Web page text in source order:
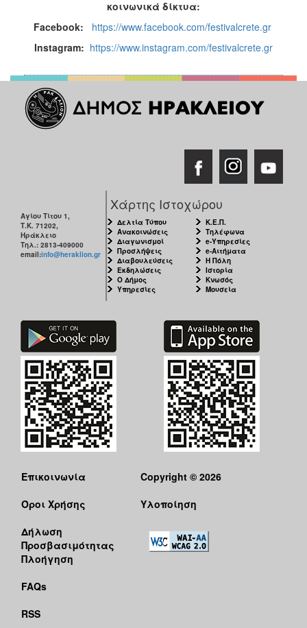
κοινωνικά δίκτυα:
Facebook: https://www.facebook.com/festivalcrete.gr
Instagram: https://www.instagram.com/festivalcrete.gr
Αγίου Τίτου 1,
Τ.Κ. 71202,
Ηράκλειο
Τηλ.: 2813-409000
email:info@heraklion.gr
Χάρτης Ιστοχώρου
Δελτία Τύπου
Ανακοινώσεις
Διαγωνισμοί
Προσλήψεις
Διαβουλεύσεις
Εκδηλώσεις
Ο Δήμος
Υπηρεσίες
Κ.Ε.Π.
Τηλέφωνα
e-Υπηρεσίες
e-Αιτήματα
Η Πόλη
Ιστορία
Κνωσός
Μουσεία
Επικοινωνία
Όροι Χρήσης
Δήλωση
Προσβασιμότητας
Πλοήγηση
FAQs
RSS
Copyright © 2026
Υλοποίηση